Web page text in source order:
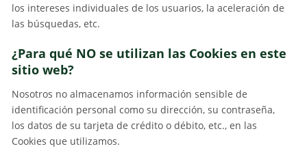
los intereses individuales de los usuarios, la aceleración de
las búsquedas, etc.
¿Para qué NO se utilizan las Cookies en este
sitio web?
Nosotros no almacenamos información sensible de
identificación personal como su dirección, su contraseña,
los datos de su tarjeta de crédito o débito, etc., en las
Cookies que utilizamos.